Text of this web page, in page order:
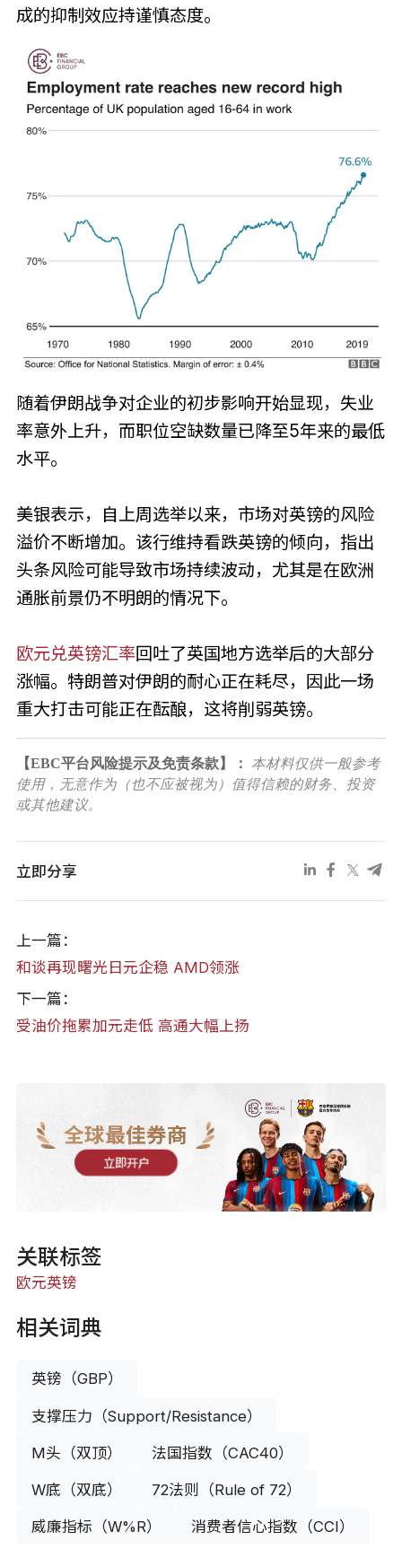
成的抑制效应持谨慎态度。
随着伊朗战争对企业的初步影响开始显现，失业
率意外上升，而职位空缺数量已降至5年来的最低
水平。
美银表示，自上周选举以来，市场对英镑的风险
溢价不断增加。该行维持看跌英镑的倾向，指出
头条风险可能导致市场持续波动，尤其是在欧洲
通胀前景仍不明朗的情况下。
欧元兑英镑汇率回吐了英国地方选举后的大部分
涨幅。特朗普对伊朗的耐心正在耗尽，因此一场
重大打击可能正在酝酿，这将削弱英镑。
【EBC平台风险提示及免责条款】：
本材料仅供一般参考
使用，无意作为（也不应被视为）值得信赖的财务、投资
或其他建议。
立即分享
上一篇：
和谈再现曙光日元企稳 AMD领涨
下一篇：
受油价拖累加元走低 高通大幅上扬
全球最佳券商
立即开户
关联标签
欧元英镑
相关词典
英镑（GBP）
支撑压力（Support/Resistance）
M头（双顶） 法国指数（CAC40）
W底（双底） 72法则（Rule of 72）
威廉指标（W%R） 消费者信心指数（CCI）